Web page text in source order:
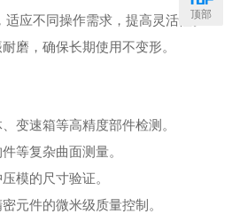
适应不同操作需求，提高灵活性。
耐磨，确保长期使用不变形。
、变速箱等高精度部件检测。
等复杂曲面测量。
模的尺寸验证。
元件的微米级质量控制。
顶部